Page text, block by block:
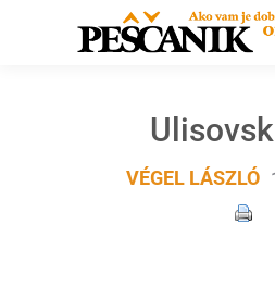
VÉGEL LÁSZLÓ